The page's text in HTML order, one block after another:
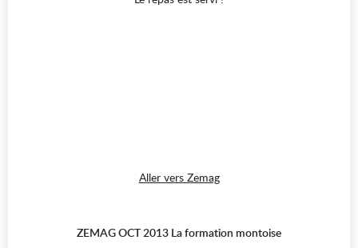
Aller vers Zemag
ZEMAG OCT 2013 La formation montoise